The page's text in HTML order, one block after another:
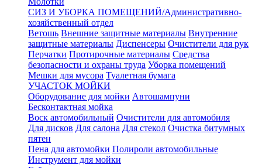
СИЗ И УБОРКА ПОМЕЩЕНИЙ/Административно-
хозяйственный отдел
Ветошь Внешние защитные материалы Внутренние
защитные материалы Диспенсеры Очистители для рук
Перчатки Протирочные материалы Средства
безопасности и охраны труда Уборка помещений
Мешки для мусора Туалетная бумага
УЧАСТОК МОЙКИ
Оборудование для мойки Автошампуни
Бесконтактная мойка
Воск автомобильный Очистители для автомобиля
Для дисков Для салона Для стекол Очистка битумных
пятен
Пена для автомойки Полироли автомобильные
Инструмент для мойки